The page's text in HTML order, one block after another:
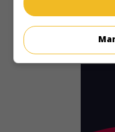
Durée: 84 min.